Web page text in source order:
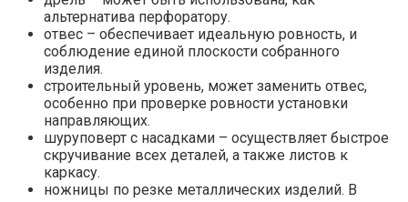
альтернатива перфоратору.
отвес – обеспечивает идеальную ровность, и
соблюдение единой плоскости собранного
изделия.
строительный уровень, может заменить отвес,
особенно при проверке ровности установки
направляющих.
шуруповерт с насадками – осуществляет быстрое
скручивание всех деталей, а также листов к
каркасу.
ножницы по резке металлических изделий. В